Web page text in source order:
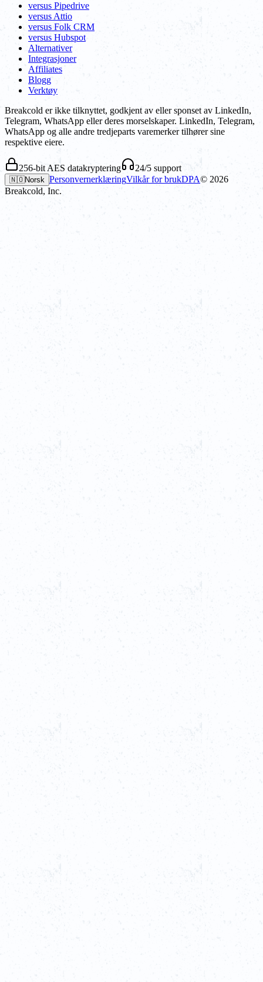
versus Pipedrive
versus Attio
versus Folk CRM
versus Hubspot
Alternativer
Integrasjoner
Affiliates
Blogg
Verktøy
Breakcold er ikke tilknyttet, godkjent av eller sponset av LinkedIn,
Telegram, WhatsApp eller deres morselskaper. LinkedIn, Telegram,
WhatsApp og alle andre tredjeparts varemerker tilhører sine
respektive eiere.
256-bit AES datakryptering 24/5 support
🇳🇴Norsk PersonvernerklæringVilkår for brukDPA© 2026
Breakcold, Inc.